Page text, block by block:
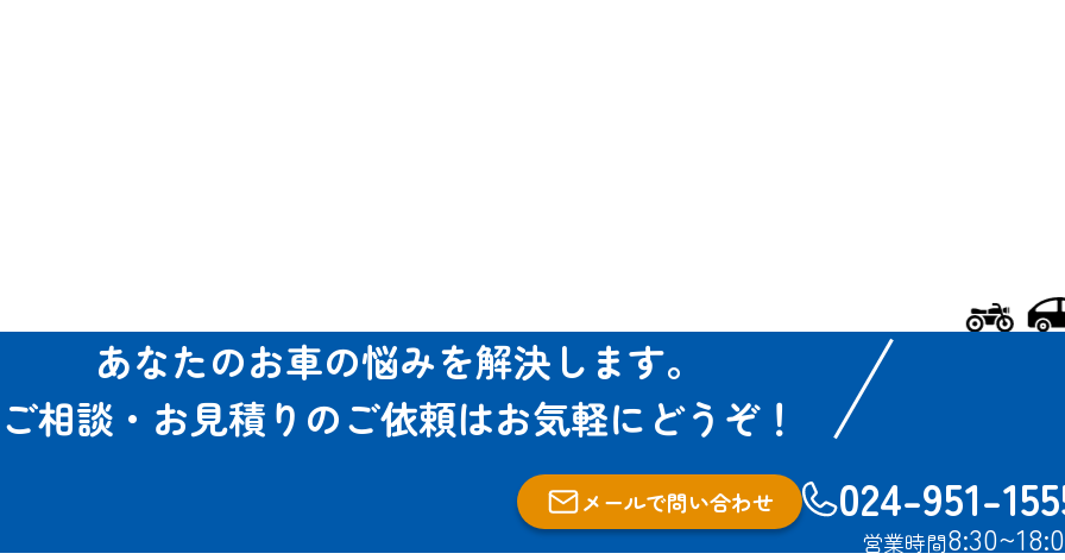
あなたのお車の悩みを解決します。
ご相談・お見積りのご依頼はお気軽にどうぞ！
メールで問い合わせ 024-951-
営業時間